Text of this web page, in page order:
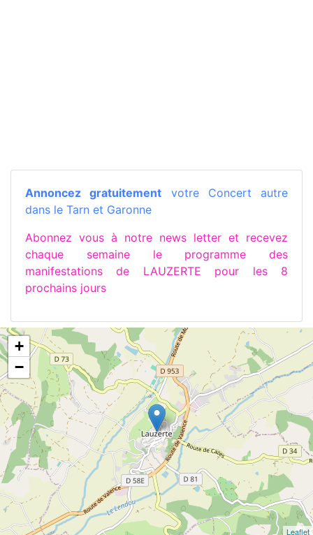
Annoncez gratuitement votre Concert autre
dans le Tarn et Garonne
Abonnez vous à notre news letter et recevez
chaque semaine le programme des
manifestations de LAUZERTE pour les 8
prochains jours
+
−
Leaflet